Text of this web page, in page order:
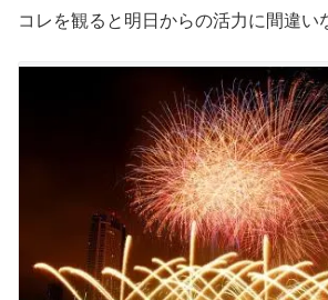
コレを観ると明日からの活力に間違い